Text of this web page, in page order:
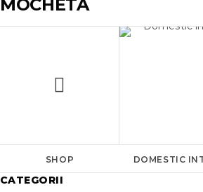
MOCHETA
SHOP DOMESTIC
CATEGORII